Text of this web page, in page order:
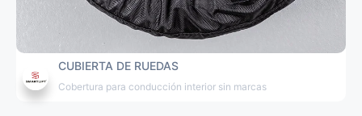
CUBIERTA DE RUEDAS
Cobertura para conducción interior sin marcas